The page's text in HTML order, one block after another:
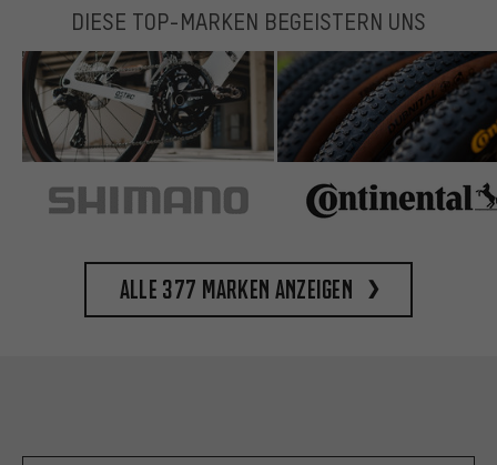
DIESE TOP-MARKEN BEGEISTERN UNS
Alle 377 Marken anzeigen